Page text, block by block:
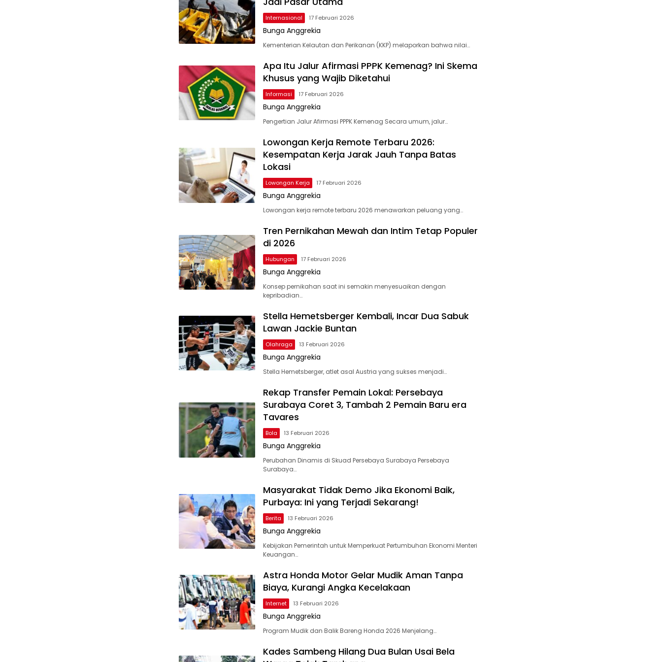
Internasional 17 Februari 2026
Bunga Anggrekia
Kementerian Kelautan dan Perikanan (KKP) melaporkan bahwa nilai…
Apa Itu Jalur Afirmasi PPPK Kemenag? Ini Skema
Khusus yang Wajib Diketahui
Informasi 17 Februari 2026
Bunga Anggrekia
Pengertian Jalur Afirmasi PPPK Kemenag Secara umum, jalur…
Lowongan Kerja Remote Terbaru 2026:
Kesempatan Kerja Jarak Jauh Tanpa Batas
Lokasi
Lowongan Kerja 17 Februari 2026
Bunga Anggrekia
Lowongan kerja remote terbaru 2026 menawarkan peluang yang…
Tren Pernikahan Mewah dan Intim Tetap Populer
di 2026
Hubungan 17 Februari 2026
Bunga Anggrekia
Konsep pernikahan saat ini semakin menyesuaikan dengan
kepribadian…
Stella Hemetsberger Kembali, Incar Dua Sabuk
Lawan Jackie Buntan
Olahraga 13 Februari 2026
Bunga Anggrekia
Stella Hemetsberger, atlet asal Austria yang sukses menjadi…
Rekap Transfer Pemain Lokal: Persebaya
Surabaya Coret 3, Tambah 2 Pemain Baru era
Tavares
Bola 13 Februari 2026
Bunga Anggrekia
Perubahan Dinamis di Skuad Persebaya Surabaya Persebaya
Surabaya…
Masyarakat Tidak Demo Jika Ekonomi Baik,
Purbaya: Ini yang Terjadi Sekarang!
Berita 13 Februari 2026
Bunga Anggrekia
Kebijakan Pemerintah untuk Memperkuat Pertumbuhan Ekonomi Menteri
Keuangan…
Astra Honda Motor Gelar Mudik Aman Tanpa
Biaya, Kurangi Angka Kecelakaan
Internet 13 Februari 2026
Bunga Anggrekia
Program Mudik dan Balik Bareng Honda 2026 Menjelang…
Kades Sambeng Hilang Dua Bulan Usai Bela